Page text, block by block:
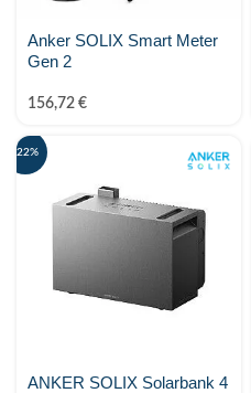
Anker SOLIX Smart Meter
Gen 2
156,72 €
-22%
ANKER SOLIX Solarbank 4